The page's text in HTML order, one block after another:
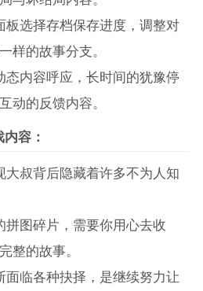
选择存档保存进度，调整对
样的故事分支。
内容呼应，长时间的犹豫停
动的反馈内容。
容：
大叔背后隐藏着许多不为人知
图碎片，需要你用心去收
整的故事。
临各种抉择，是继续努力让